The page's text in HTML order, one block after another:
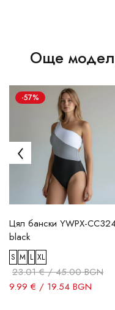
Още
-57%
Цял бански YWPX-
black
S M L XL
23.01 € / 45.00 BGN
9.99 € / 19.54 BGN